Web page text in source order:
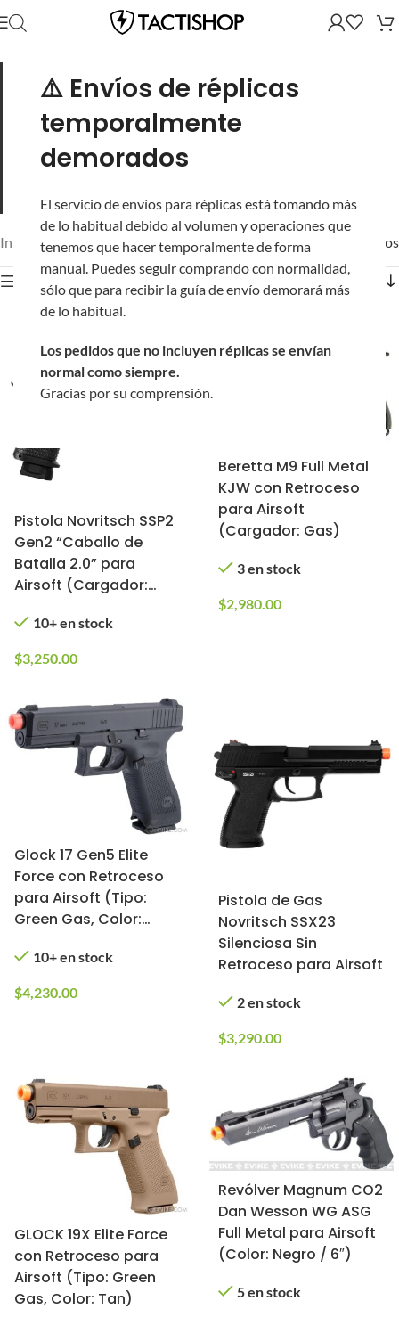
⚠️ Envíos de réplicas
temporalmente
demorados
El servicio de envíos para réplicas está tomando más
de lo habitual debido al volumen y operaciones que
tenemos que hacer temporalmente de forma
manual. Puedes seguir comprando con normalidad,
sólo que para recibir la guía de envío demorará más
de lo habitual.
Los pedidos que no incluyen réplicas se envían
normal como siempre.
Gracias por su comprensión.
Las réplicas de gas, GBB (con retroceso) o NBB (sin
retroceso) por sus siglas en inglés, ofrecen la experiencia más
realista, con una apariencia, sensación y funcionamiento que
imitan al máximo las armas de fuego reales. Las pistolas y
rifles funcionan con un propulsor de gas y también tienen un
ciclo de disparo que les proporciona una sensación de
una herramienta de entrenamiento eficaz.
Inicio Réplicas/ Mostrando 61–120 de 123 resultados
Pistola Novritsch SSP2
Gen2 “Caballo de
Batalla 2.0” para
Airsoft (Cargador:
10+ en stock
$3,250.00
Beretta M9 Full Metal
KJW con Retroceso
para Airsoft
(Cargador: Gas)
3 en stock
$2,980.00
Glock 17 Gen5 Elite
Force con Retroceso
para Airsoft (Tipo:
Green Gas, Color:
10+ en stock
$4,230.00
Pistola de Gas
Novritsch SSX23
Silenciosa Sin
Retroceso para Airsoft
2 en stock
$3,290.00
GLOCK 19X Elite Force
con Retroceso para
Airsoft (Tipo: Green
Gas, Color: Tan)
Revólver Magnum CO2
Dan Wesson WG ASG
Full Metal para Airsoft
(Color: Negro / 6″)
5 en stock